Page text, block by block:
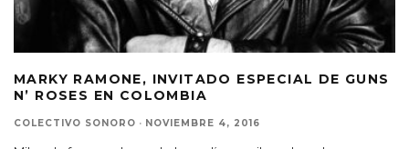
MARKY RAMONE, INVITADO ESPECIAL DE GUNS
N’ ROSES EN COLOMBIA
COLECTIVO SONORO · NOVIEMBRE 4, 2016